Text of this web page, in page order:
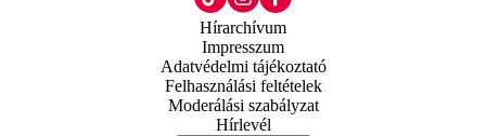
Hírarchívum
Impresszum
Adatvédelmi tájékoztató
Felhasználási feltételek
Moderálási szabályzat
Hírlevél